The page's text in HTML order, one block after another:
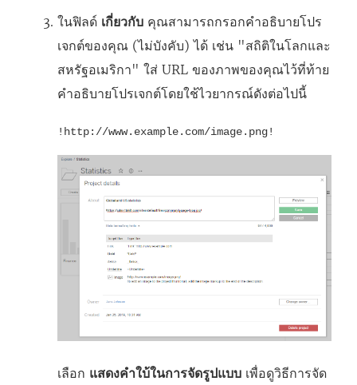
ในฟิลด์ เกี่ยวกับ คุณสามารถกรอกคำอธิบายโปร
เจกต์ของคุณ (ไม่บังคับ) ได้ เช่น "สถิติในโลกและ
สหรัฐอเมริกา" ใส่ URL ของภาพของคุณไว้ที่ท้าย
คำอธิบายโปรเจกต์โดยใช้ไวยากรณ์ดังต่อไปนี้
!http://www.example.com/image.png!
เลือก แสดงคำใบ้ในการจัดรูปแบบ เพื่อดูวิธีการจัด